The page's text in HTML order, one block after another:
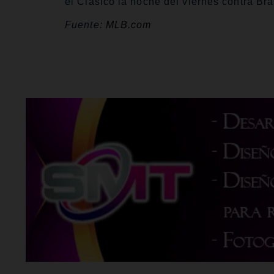
Fuente: MLB.com